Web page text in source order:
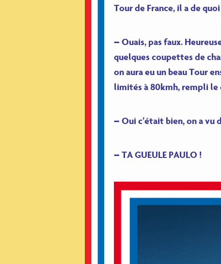
Tour de France, il a de
– Ouais, pas faux.
quelques coupettes de
on aura eu un beau Tour
limités à 80kmh, rempli le
– Oui c’était bien, on a vu
– TA GUEULE PAULO !